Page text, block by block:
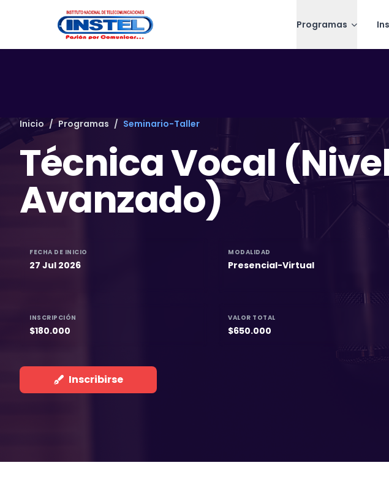
Programas
Inicio / Programas / Seminario-Taller
Técnica Vocal
Avanzado)
FECHA DE INICIO
27 Jul 2026
MODALIDAD
Presencial-Virtual
INSCRIPCIÓN
$180.000
VALOR TOTAL
$650.000
Inscribirse